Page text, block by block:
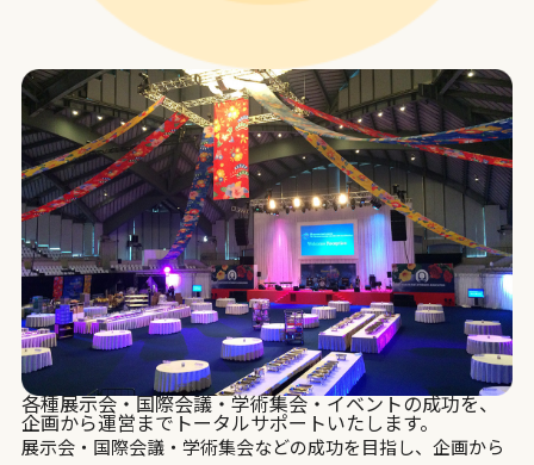
各種展示会・国際会議・学術集会・イベントの成功を、
企画から運営までトータルサポートいたします。
展示会・国際会議・学術集会などの成功を目指し、企画から